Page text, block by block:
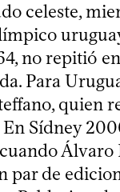
celeste,
no repitió
Para
quien
Sídney
Álvaro
de